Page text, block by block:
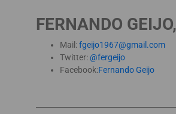
FERNANDO GEIJO,
Mail:fgeijo1967@gmail.com
Twitter:@fergeijo
Facebook:Fernando Geijo